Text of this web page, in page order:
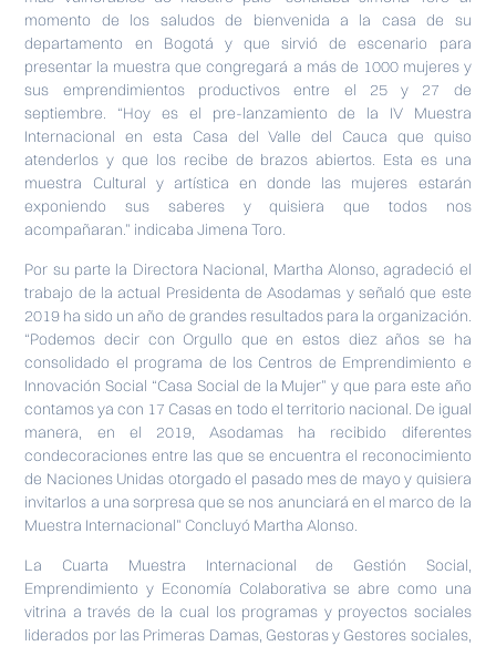
momento de los saludos de bienvenida a la casa de su
departamento en Bogotá y que sirvió de escenario para
presentar la muestra que congregará a más de 1000 mujeres y
sus emprendimientos productivos entre el 25 y 27 de
septiembre. “Hoy es el pre-lanzamiento de la IV Muestra
Internacional en esta Casa del Valle del Cauca que quiso
atenderlos y que los recibe de brazos abiertos. Esta es una
muestra Cultural y artística en donde las mujeres estarán
exponiendo sus saberes y quisiera que todos nos
acompañaran.” indicaba Jimena Toro.
Por su parte la Directora Nacional, Martha Alonso, agradeció el
trabajo de la actual Presidenta de Asodamas y señaló que este
2019 ha sido un año de grandes resultados para la organización.
“Podemos decir con Orgullo que en estos diez años se ha
consolidado el programa de los Centros de Emprendimiento e
Innovación Social “Casa Social de la Mujer” y que para este año
contamos ya con 17 Casas en todo el territorio nacional. De igual
manera, en el 2019, Asodamas ha recibido diferentes
condecoraciones entre las que se encuentra el reconocimiento
de Naciones Unidas otorgado el pasado mes de mayo y quisiera
invitarlos a una sorpresa que se nos anunciará en el marco de la
Muestra Internacional” Concluyó Martha Alonso.
La Cuarta Muestra Internacional de Gestión Social,
Emprendimiento y Economía Colaborativa se abre como una
vitrina a través de la cual los programas y proyectos sociales
liderados por las Primeras Damas, Gestoras y Gestores sociales,